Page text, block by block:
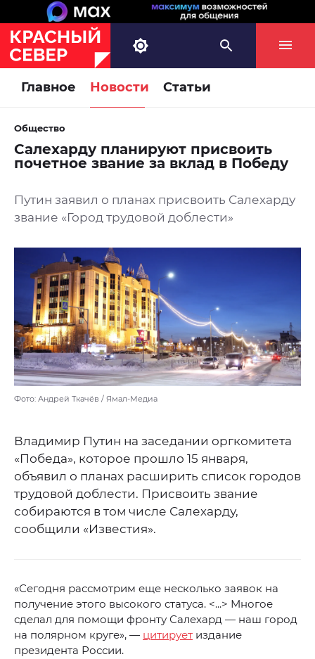
Главное Новости Статьи
Общество
Салехарду планируют присвоить
почетное звание за вклад в Победу
Путин заявил о планах присвоить Салехарду
звание «Город трудовой доблести»
Фото: Андрей Ткачёв / Ямал-Медиа
Владимир Путин на заседании оргкомитета
«Победа», которое прошло 15 января,
объявил о планах расширить список городов
трудовой доблести. Присвоить звание
собираются в том числе Салехарду,
сообщили «Известия».
«Сегодня рассмотрим еще несколько заявок на
получение этого высокого статуса. <...> Многое
сделал для помощи фронту Салехард — наш город
на полярном круге», — цитирует издание
президента России.